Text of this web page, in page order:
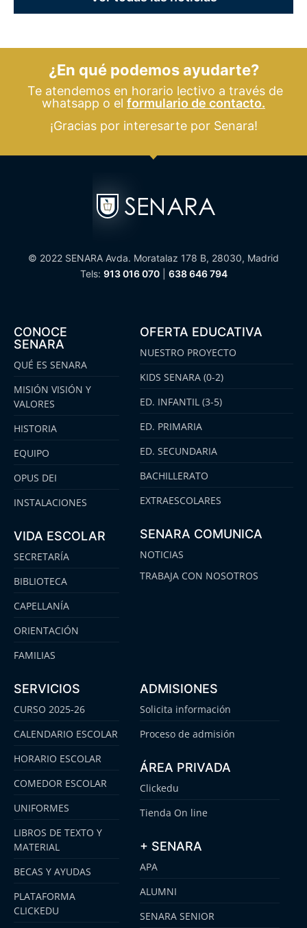
¿En qué podemos ayudarte?
Te atendemos en horario lectivo a través de
whatsapp o el formulario de contacto.
¡Gracias por interesarte por Senara!
© 2022 SENARA Avda. Moratalaz 178 B, 28030, Madrid
Tels: 913 016 070| 638 646 794
CONOCE
SENARA
QUÉ ES SENARA
MISIÓN VISIÓN Y
VALORES
HISTORIA
EQUIPO
OPUS DEI
INSTALACIONES
VIDA ESCOLAR
SECRETARÍA
BIBLIOTECA
CAPELLANÍA
ORIENTACIÓN
FAMILIAS
OFERTA EDUCATIVA
NUESTRO PROYECTO
KIDS SENARA (0-2)
ED. INFANTIL (3-5)
ED. PRIMARIA
ED. SECUNDARIA
BACHILLERATO
EXTRAESCOLARES
SENARA COMUNICA
NOTICIAS
TRABAJA CON NOSOTROS
SERVICIOS
CURSO 2025-26
CALENDARIO ESCOLAR
HORARIO ESCOLAR
COMEDOR ESCOLAR
UNIFORMES
LIBROS DE TEXTO Y
MATERIAL
BECAS Y AYUDAS
PLATAFORMA
CLICKEDU
ADMISIONES
Solicita información
Proceso de admisión
ÁREA PRIVADA
Clickedu
Tienda On line
+ SENARA
APA
ALUMNI
SENARA SENIOR